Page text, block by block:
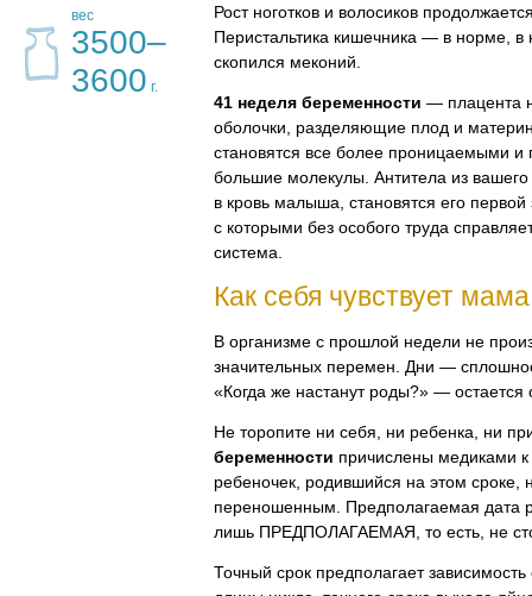
вес
3500–
3600 г.
Рост ноготков и волосиков
Перистальтика кишечника — в норме, в
скопился меконий.
41 неделя беременности — плацента
оболочки, разделяющие плод и
становятся все более проницаемыми и
большие молекулы. Антитела из вашего
в кровь малыша, становятся его
с которыми без особого труда
система.
Как себя чувствует мама
В организме с прошлой недели не
значительных перемен. Дни —
«Когда же настанут роды?» —
Не торопите ни себя, ни ребенка, ни
беременности причислены медиками
ребеночек, родившийся на этом сроке,
переношенным. Предполагаемая дата
лишь ПРЕДПОЛАГАЕМАЯ, то есть, не
Точный срок предполагает